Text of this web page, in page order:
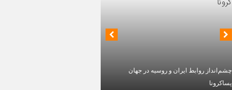
چشم‌انداز روابط ایران و روسیه در جهان
پساکرونا